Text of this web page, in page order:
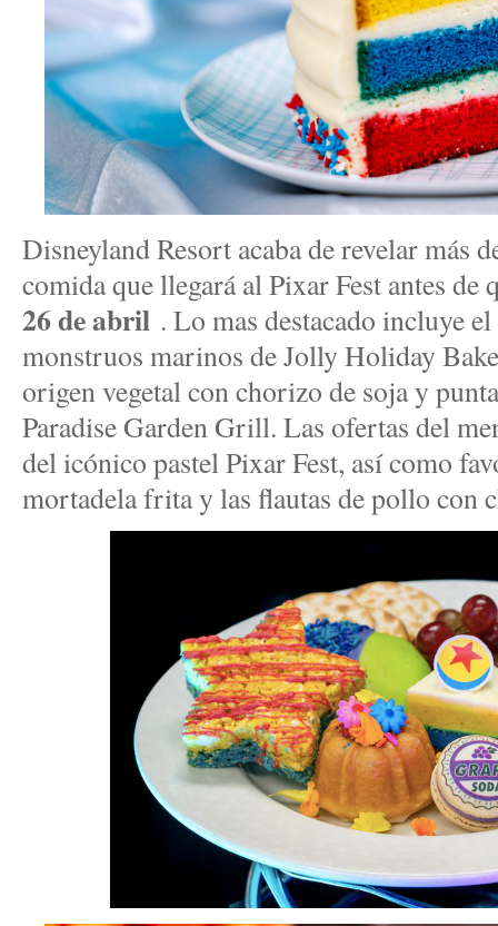
Disneyland Resort acaba de revelar más
comida que llegará al Pixar Fest antes
26 de abril . Lo mas destacado incluye
monstruos marinos de Jolly Holiday
origen vegetal con chorizo de soja y
Paradise Garden Grill. Las ofertas del
del icónico pastel Pixar Fest, así como
mortadela frita y las flautas de pollo con